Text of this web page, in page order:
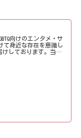
向けのエンタメ・サ
て身近な存在を意識し
けしております。当事